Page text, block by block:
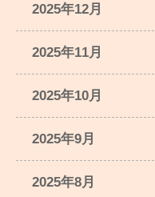
2025年12月
2025年11月
2025年10月
2025年9月
2025年8月